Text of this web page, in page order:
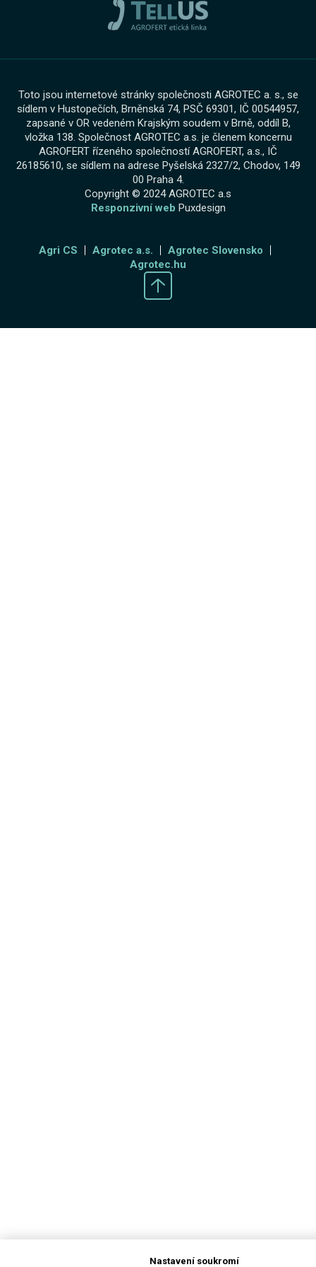
Toto jsou internetové stránky společnosti AGROTEC a. s., se
sídlem v Hustopečích, Brněnská 74, PSČ 69301, IČ 00544957,
zapsané v OR vedeném Krajským soudem v Brně, oddíl B,
vložka 138. Společnost AGROTEC a.s. je členem koncernu
AGROFERT řízeného společností AGROFERT, a.s., IČ
26185610, se sídlem na adrese Pyšelská 2327/2, Chodov, 149
00 Praha 4.
Copyright © 2024 AGROTEC a.s
Responzivní web Puxdesign
Agri CS Agrotec a.s.
Agrotec Slovensko
Agrotec.hu
Nastavení soukromí